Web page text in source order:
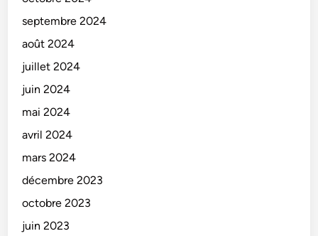
septembre 2024
août 2024
juillet 2024
juin 2024
mai 2024
avril 2024
mars 2024
décembre 2023
octobre 2023
juin 2023